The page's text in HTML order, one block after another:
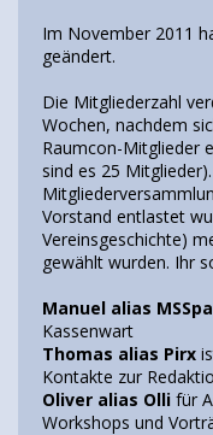
Im November 2011
geändert.
Die Mitgliederzahl
Wochen, nachdem
Raumcon-Mitglieder
sind es 25
Vorstand entlastet
Vereinsgeschichte)
gewählt wurden. Ihr
Manuel alias
Kassenwart
Thomas alias Pirx
Kontakte zur
Oliver alias Olli für
Workshops und